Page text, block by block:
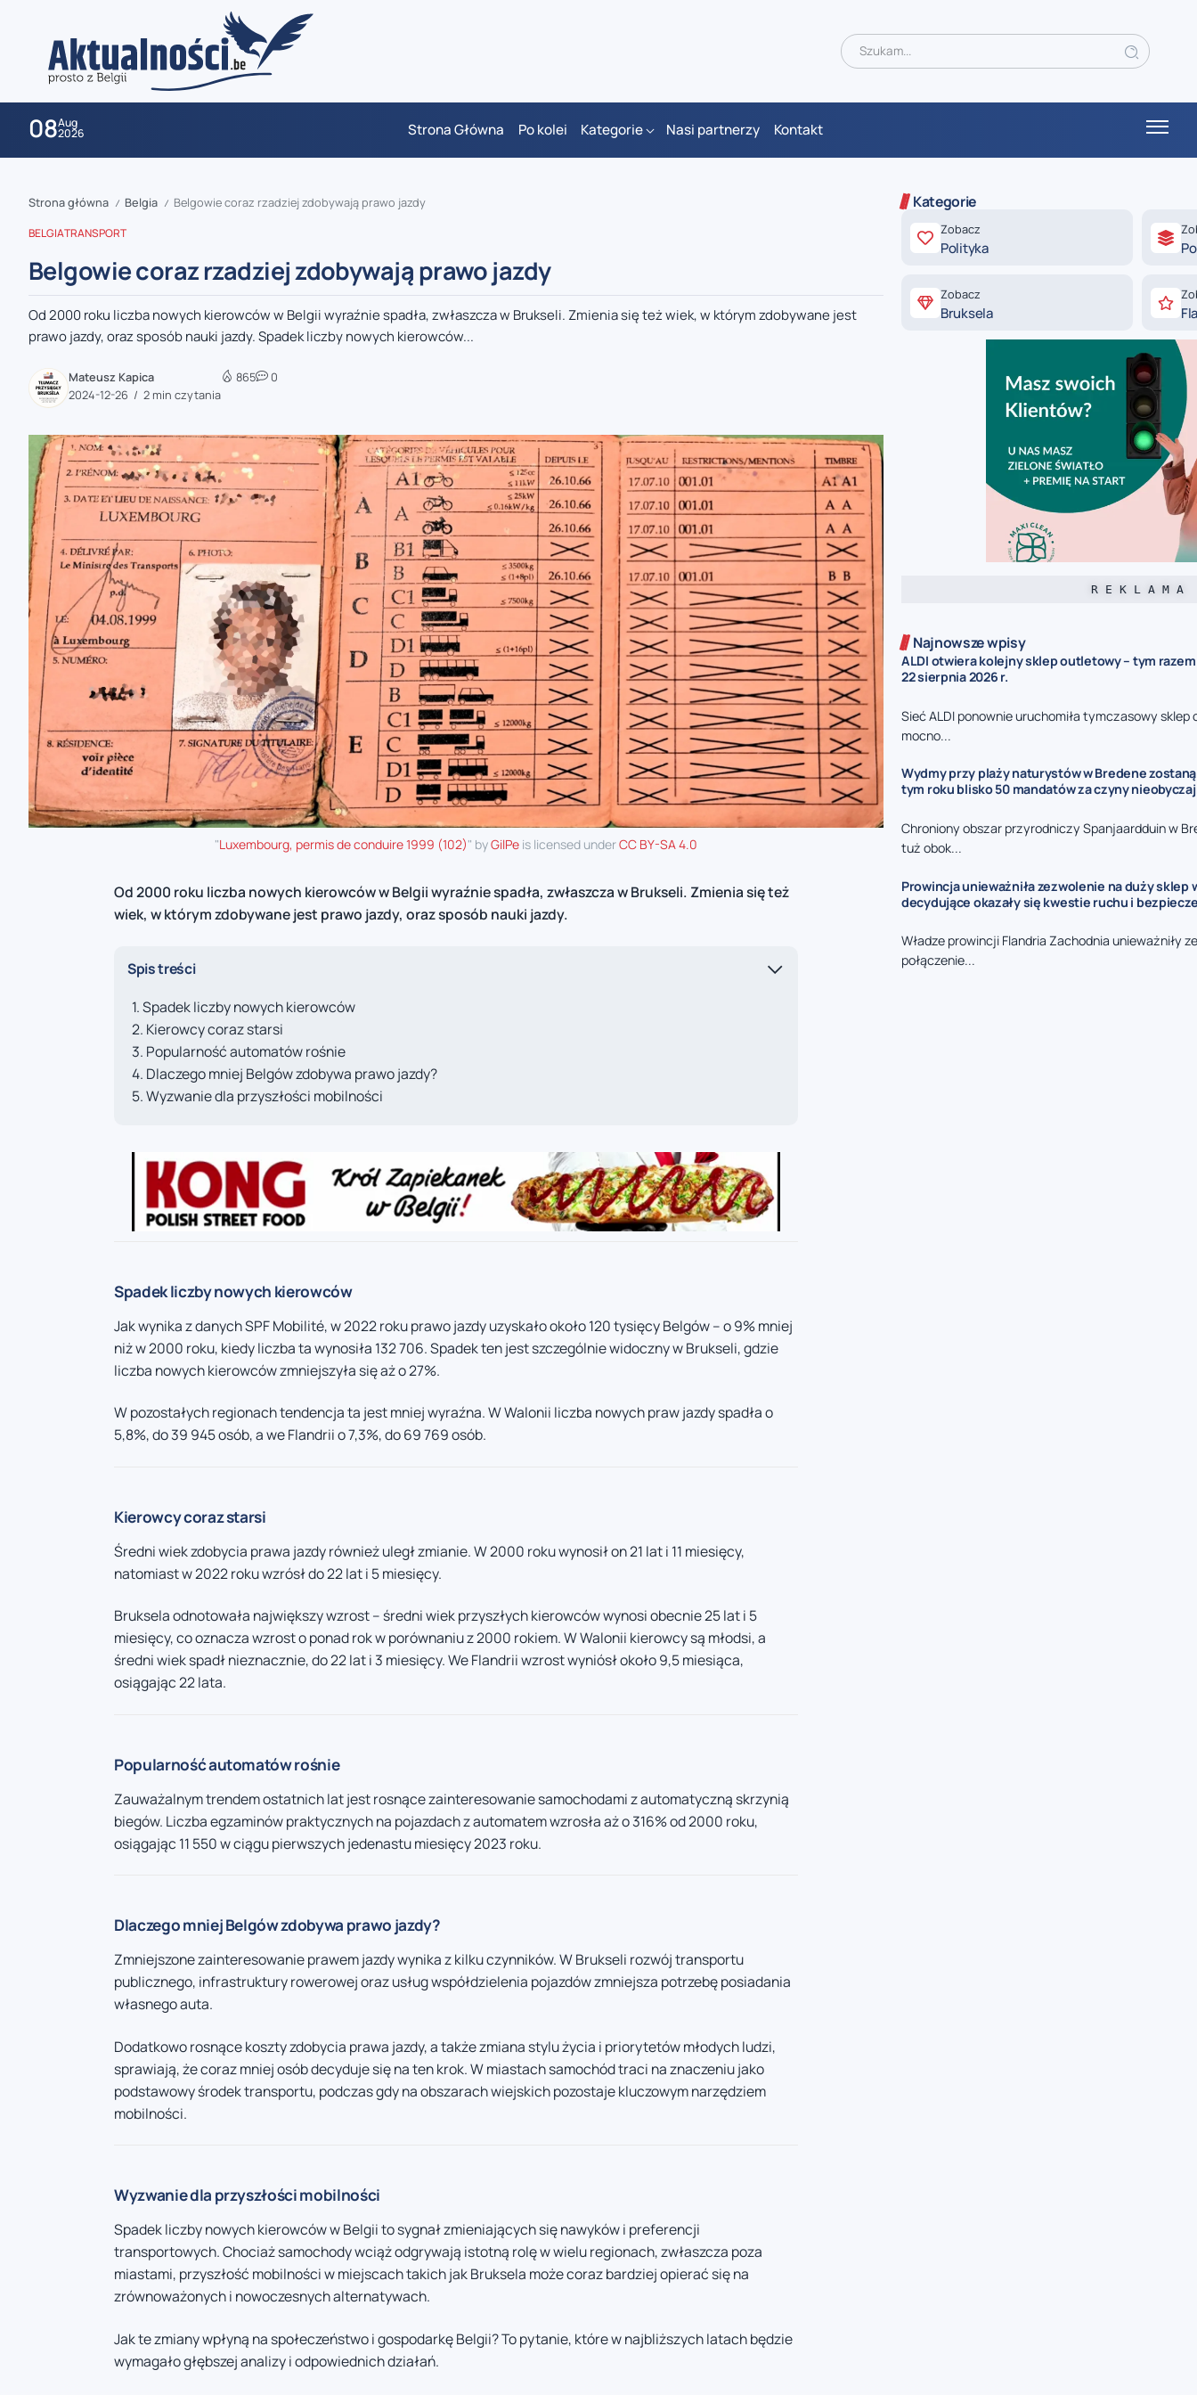
08Aug
2026 Strona Główna Po kolei Kategorie Nasi partnerzy Kontakt
zaobserwuj nas
zaobserwuj nas
zaobserwuj nas
zaobserwuj nas
zaobserwuj nas
Strona główna / Belgia / Belgowie coraz rzadziej zdobywają prawo jazdy
BELGIATRANSPORT
Belgowie coraz rzadziej zdobywają prawo jazdy
Od 2000 roku liczba nowych kierowców w Belgii wyraźnie spadła, zwłaszcza w Brukseli. Zmienia się też wiek, w którym zdobywane jest
prawo jazdy, oraz sposób nauki jazdy. Spadek liczby nowych kierowców...
Mateusz Kapica
2024-12-26
2 min czytania
865 0
"Luxembourg, permis de conduire 1999 (102)" byGilPe is licensed underCC BY-SA 4.0
Od 2000 roku liczba nowych kierowców w Belgii wyraźnie spadła, zwłaszcza w Brukseli. Zmienia się też
wiek, w którym zdobywane jest prawo jazdy, oraz sposób nauki jazdy.
Spis treści
Spadek liczby nowych kierowców
Kierowcy coraz starsi
Popularność automatów rośnie
Dlaczego mniej Belgów zdobywa prawo jazdy?
Wyzwanie dla przyszłości mobilności
Spadek liczby nowych kierowców
Jak wynika z danych SPF Mobilité, w 2022 roku prawo jazdy uzyskało około 120 tysięcy Belgów – o 9% mniej
niż w 2000 roku, kiedy liczba ta wynosiła 132 706. Spadek ten jest szczególnie widoczny w Brukseli, gdzie
liczba nowych kierowców zmniejszyła się aż o 27%.
W pozostałych regionach tendencja ta jest mniej wyraźna. W Walonii liczba nowych praw jazdy spadła o
5,8%, do 39 945 osób, a we Flandrii o 7,3%, do 69 769 osób.
Kierowcy coraz starsi
Średni wiek zdobycia prawa jazdy również uległ zmianie. W 2000 roku wynosił on 21 lat i 11 miesięcy,
natomiast w 2022 roku wzrósł do 22 lat i 5 miesięcy.
Bruksela odnotowała największy wzrost – średni wiek przyszłych kierowców wynosi obecnie 25 lat i 5
miesięcy, co oznacza wzrost o ponad rok w porównaniu z 2000 rokiem. W Walonii kierowcy są młodsi, a
średni wiek spadł nieznacznie, do 22 lat i 3 miesięcy. We Flandrii wzrost wyniósł około 9,5 miesiąca,
osiągając 22 lata.
Popularność automatów rośnie
Zauważalnym trendem ostatnich lat jest rosnące zainteresowanie samochodami z automatyczną skrzynią
biegów. Liczba egzaminów praktycznych na pojazdach z automatem wzrosła aż o 316% od 2000 roku,
osiągając 11 550 w ciągu pierwszych jedenastu miesięcy 2023 roku.
Dlaczego mniej Belgów zdobywa prawo jazdy?
Zmniejszone zainteresowanie prawem jazdy wynika z kilku czynników. W Brukseli rozwój transportu
publicznego, infrastruktury rowerowej oraz usług współdzielenia pojazdów zmniejsza potrzebę posiadania
własnego auta.
Dodatkowo rosnące koszty zdobycia prawa jazdy, a także zmiana stylu życia i priorytetów młodych ludzi,
sprawiają, że coraz mniej osób decyduje się na ten krok. W miastach samochód traci na znaczeniu jako
podstawowy środek transportu, podczas gdy na obszarach wiejskich pozostaje kluczowym narzędziem
mobilności.
Wyzwanie dla przyszłości mobilności
Spadek liczby nowych kierowców w Belgii to sygnał zmieniających się nawyków i preferencji
transportowych. Chociaż samochody wciąż odgrywają istotną rolę w wielu regionach, zwłaszcza poza
miastami, przyszłość mobilności w miejscach takich jak Bruksela może coraz bardziej opierać się na
zrównoważonych i nowoczesnych alternatywach.
Jak te zmiany wpłyną na społeczeństwo i gospodarkę Belgii? To pytanie, które w najbliższych latach będzie
wymagało głębszej analizy i odpowiednich działań.
Kategorie
Zobacz
Polityka
Zobacz
Bruksela
R E K L A M A
Najnowsze wpisy
ALDI otwiera kolejny sklep outletowy – tym razem
22 sierpnia 2026 r.
Sieć ALDI ponownie uruchomiła tymczasowy
mocno...
Wydmy przy plaży naturystów w Bredene
tym roku blisko 50 mandatów za czyny
Chroniony obszar przyrodniczy Spanjaardduin w
tuż obok...
Prowincja unieważniła zezwolenie na duży sklep
decydujące okazały się kwestie ruchu i
Władze prowincji Flandria Zachodnia unieważniły
połączenie...